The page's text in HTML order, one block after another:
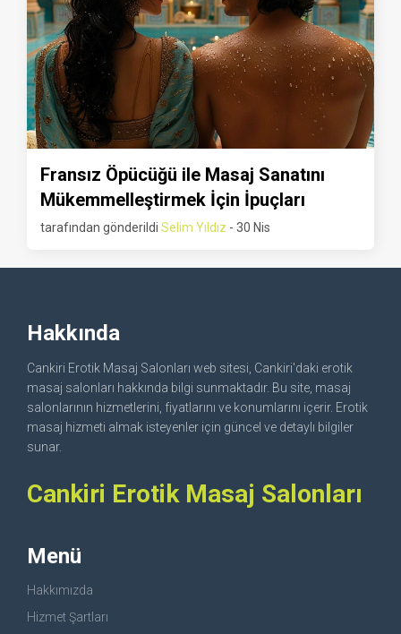
Fransız Öpücüğü ile Masaj Sanatını
Mükemmelleştirmek İçin İpuçları
tarafından gönderildi Selim Yıldız - 30 Nis
Hakkında
Cankiri Erotik Masaj Salonları web sitesi, Cankiri'daki erotik
masaj salonları hakkında bilgi sunmaktadır. Bu site, masaj
salonlarının hizmetlerini, fiyatlarını ve konumlarını içerir. Erotik
masaj hizmeti almak isteyenler için güncel ve detaylı bilgiler
sunar.
Cankiri Erotik Masaj Salonları
Menü
Hakkımızda
Hizmet Şartları